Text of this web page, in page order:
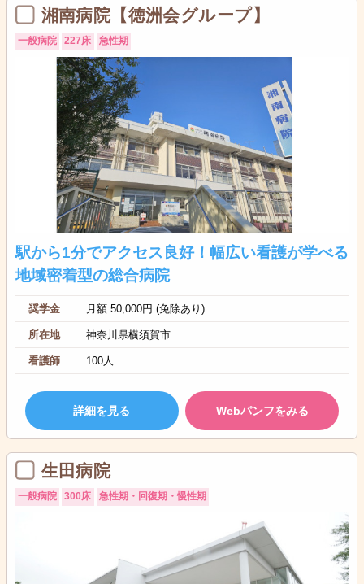
湘南病院【徳洲会グループ】
一般病院 227床 急性期
駅から1分でアクセス良好！幅広い看護が学べる
地域密着型の総合病院
奨学金 月額:50,000円 (免除あり)
所在地 神奈川県横須賀市
看護師 100人
詳細を見る Webパンフをみる
生田病院
一般病院 300床 急性期・回復期・慢性期